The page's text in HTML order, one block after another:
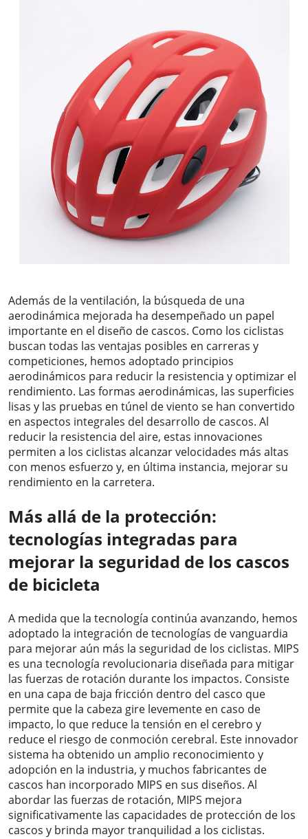
Además de la ventilación, la búsqueda de una
aerodinámica mejorada ha desempeñado un papel
importante en el diseño de cascos. Como los ciclistas
buscan todas las ventajas posibles en carreras y
competiciones, hemos adoptado principios
aerodinámicos para reducir la resistencia y optimizar el
rendimiento. Las formas aerodinámicas, las superficies
lisas y las pruebas en túnel de viento se han convertido
en aspectos integrales del desarrollo de cascos. Al
reducir la resistencia del aire, estas innovaciones
permiten a los ciclistas alcanzar velocidades más altas
con menos esfuerzo y, en última instancia, mejorar su
rendimiento en la carretera.
Más allá de la protección:
tecnologías integradas para
mejorar la seguridad de los cascos
de bicicleta
A medida que la tecnología continúa avanzando, hemos
adoptado la integración de tecnologías de vanguardia
para mejorar aún más la seguridad de los ciclistas. MIPS
es una tecnología revolucionaria diseñada para mitigar
las fuerzas de rotación durante los impactos. Consiste
en una capa de baja fricción dentro del casco que
permite que la cabeza gire levemente en caso de
impacto, lo que reduce la tensión en el cerebro y
reduce el riesgo de conmoción cerebral. Este innovador
sistema ha obtenido un amplio reconocimiento y
adopción en la industria, y muchos fabricantes de
cascos han incorporado MIPS en sus diseños. Al
abordar las fuerzas de rotación, MIPS mejora
significativamente las capacidades de protección de los
cascos y brinda mayor tranquilidad a los ciclistas.